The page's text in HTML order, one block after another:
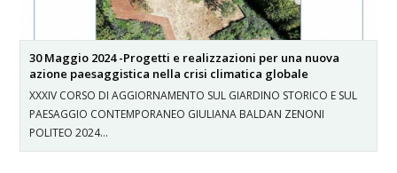
30 Maggio 2024 -Progetti e realizzazioni per una nuova
azione paesaggistica nella crisi climatica globale
XXXIV CORSO DI AGGIORNAMENTO SUL GIARDINO STORICO E SUL
PAESAGGIO CONTEMPORANEO GIULIANA BALDAN ZENONI
POLITEO 2024…